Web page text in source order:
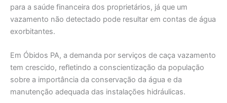
para a saúde financeira dos proprietários, já que um
vazamento não detectado pode resultar em contas de água
exorbitantes.
Em Óbidos PA, a demanda por serviços de caça vazamento
tem crescido, refletindo a conscientização da população
sobre a importância da conservação da água e da
manutenção adequada das instalações hidráulicas.